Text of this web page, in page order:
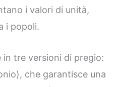
i valori di unità,
i popoli.
in tre versioni di pregio:
che garantisce una